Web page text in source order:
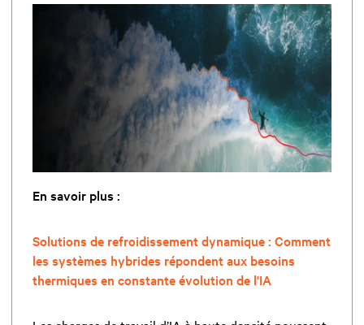
En savoir plus :
Solutions de refroidissement dynamique : Comment
les systèmes hybrides répondent aux besoins
thermiques en constante évolution de l'IA